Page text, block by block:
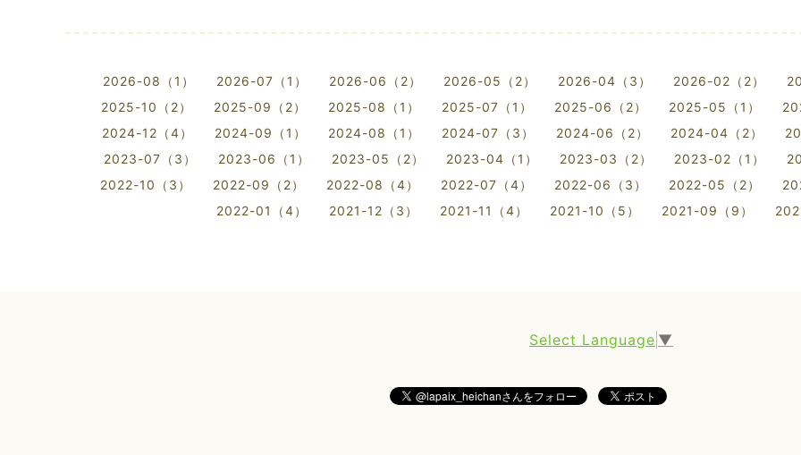
2026-08（1） 2026-07（1） 2026-06（2） 2026-05（2） 2026-04（3） 2026-02（2）
2025-10（2）
2025-09（2） 2025-08（1） 2025-07（1） 2025-06（2） 2025-05（1）
2024-12（4）
2024-09（1） 2024-08（1） 2024-07（3） 2024-06（2） 2024-04（2）
2023-07（3）
2023-06（1） 2023-05（2） 2023-04（1） 2023-03（2） 2023-02（1）
2022-10（3）
2022-09（2） 2022-08（4） 2022-07（4） 2022-06（3） 2022-05（2）
2022-01（4）
2021-12（3） 2021-11（4） 2021-10（5） 2021-09（9）
Select Language ▼